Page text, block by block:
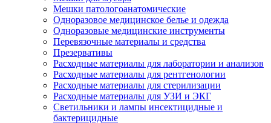
Мешки патологоанатомические
Одноразовое медицинское белье и одежда
Одноразовые медицинские инструменты
Перевязочные материалы и средства
Презервативы
Расходные материалы для лаборатории и анализов
Расходные материалы для рентгенологии
Расходные материалы для стерилизации
Расходные материалы для УЗИ и ЭКГ
Светильники и лампы инсектицидные и
бактерицидные